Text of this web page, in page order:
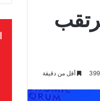
399 أقل من دقيقة